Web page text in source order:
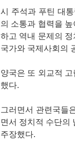
시 주석과 푸틴 대
의 소통과 협력을
하고 역내 문제의
국가와 국제사회의
양국은 또 외교적
했다.
그러면서 관련국들
면서 정치적 수단의
주장했다.